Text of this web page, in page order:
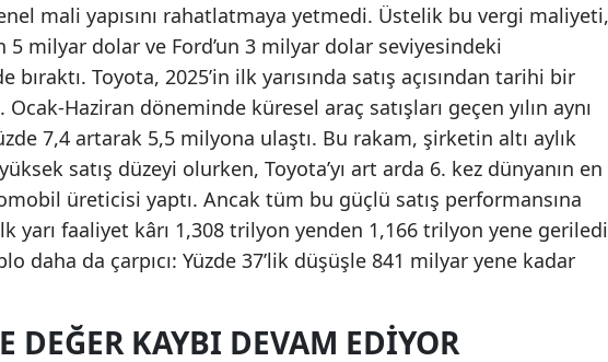
mali yapısını rahatlatmaya yetmedi. Üstelik bu vergi maliyeti,
5 milyar dolar ve Ford’un 3 milyar dolar seviyesindeki
Toyota, 2025’in ilk yarısında satış açısından tarihi bir
Ocak-Haziran döneminde küresel araç satışları geçen yılın aynı
7,4 artarak 5,5 milyona ulaştı. Bu rakam, şirketin altı aylık
satış düzeyi olurken, Toyota’yı art arda 6. kez dünyanın en
üreticisi yaptı. Ancak tüm bu güçlü satış performansına
yarı faaliyet kârı 1,308 trilyon yenden 1,166 trilyon yene
daha da çarpıcı: Yüzde 37’lik düşüşle 841 milyar yene kadar
DEĞER KAYBI DEVAM EDIYOR